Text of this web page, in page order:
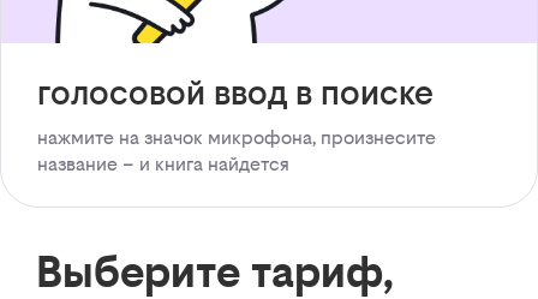
голосовой ввод в поиске
нажмите на значок микрофона, произнесите
название – и книга найдется
Выберите тариф,